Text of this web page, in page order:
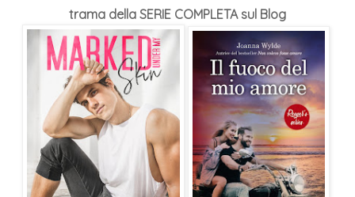
trama della SERIE COMPLETA sul Blog